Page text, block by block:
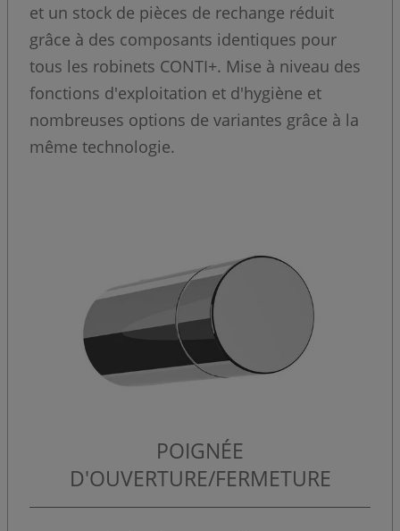
et un stock de pièces de rechange réduit
grâce à des composants identiques pour
tous les robinets CONTI+. Mise à niveau des
fonctions d'exploitation et d'hygiène et
nombreuses options de variantes grâce à la
même technologie.
POIGNÉE
D'OUVERTURE/FERMETURE